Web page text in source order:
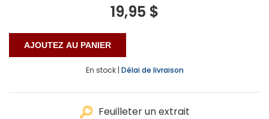
19,95 $
En stock | Délai de livraison
Feuilleter un extrait